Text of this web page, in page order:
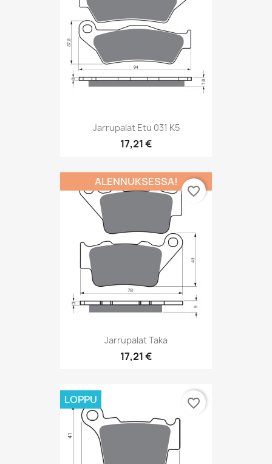
Jarrupalat Etu 031 K5
17,21 €
Jarrupalat Taka
17,21 €
ALENNUKSESSA!
favorite_border
LOPPU favorite_border